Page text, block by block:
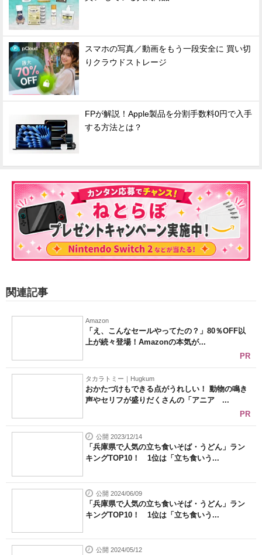
スマホの写真／動画をもう一段安全に 買い切
りクラウドストレージ
FPが解説！Apple製品を分割手数料0円で入手
する方法とは？
関連記事
Amazon
「え、こんなセールやってたの？」80％OFF以
上が続々登場！Amazonの本気が...
PR
タカラトミー｜Hugkum
おかたづけもできる点がうれしい！ 動物の鳴き
声やセリフが盛りだくさんの「アニア ...
PR
公開 2023/12/14
「兵庫県で人気の立ち食いそば・うどん」ラン
キングTOP10！ 1位は「立ち食いう...
公開 2024/06/09
「兵庫県で人気の立ち食いそば・うどん」ラン
キングTOP10！ 1位は「立ち食いう...
公開 2024/05/12